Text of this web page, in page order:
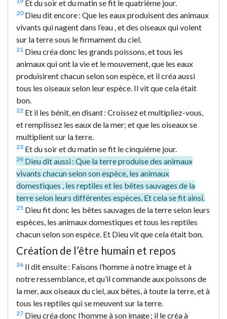
Et du soir et du matin se fit le quatrième jour.
20Dieu dit encore : Que les eaux produisent des animaux
vivants qui nagent dans l’eau , et des oiseaux qui volent
sur la terre sous le firmament du ciel.
21 Dieu créa donc les grands poissons, et tous les
animaux qui ont la vie et le mouvement, que les eaux
produisirent chacun selon son espèce, et il créa aussi
tous les oiseaux selon leur espèce. Il vit que cela était
bon.
22 Et il les bénit, en disant : Croissez et multipliez-vous,
et remplissez les eaux de la mer; et que les oiseaux se
multiplient sur la terre.
23 Et du soir et du matin se fit le cinquième jour.
24 Dieu dit aussi : Que la terre produise des animaux
vivants chacun selon son espèce, les animaux
domestiques , les reptiles et les bêtes sauvages de la
terre selon leurs différentes espèces. Et cela se fit ainsi.
25 Dieu fit donc les bêtes sauvages de la terre selon leurs
espèces, les animaux domestiques et tous les reptiles
chacun selon son espèce. Et Dieu vit que cela était bon.
Création de l’être humain et repos
26 Il dit ensuite : Faisons l’homme à notre image et à
notre ressemblance, et qu’il commande aux poissons de
la mer, aux oiseaux du ciel, aux bêtes, à toute la terre, et à
tous les reptiles qui se meuvent sur la terre.
27 Dieu créa donc l’homme à son image ; il le créa à